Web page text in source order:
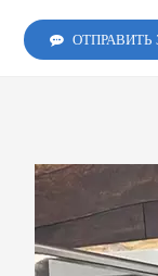
ОТПРАВИТЬ